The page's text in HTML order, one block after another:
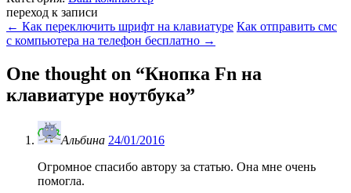
переход к записи
← Как переключить шрифт на клавиатуре Как отправить смс
с компьютера на телефон бесплатно →
One thought on “Кнопка Fn на
клавиатуре ноутбука”
Альбина 24/01/2016
Огромное спасибо автору за статью. Она мне очень
помогла.